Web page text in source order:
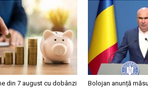
din 7 august cu dobânzi
Bolojan anunță